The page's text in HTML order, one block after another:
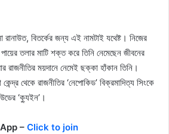
রানাউত, বিতর্কের জন্য এই নামটাই যথেষ্ট। নিজের
তলার মাটি শক্ত করে তিনি নেমেছেন জীবনের
রাজনীতির ময়দানে নেমেই ছক্কা হাঁকান তিনি।
থেকে রাজনীতির ‘নেপোকিড’ বিক্রমাদিত্য সিংকে
‘ক্যুইন’।
– Click to join